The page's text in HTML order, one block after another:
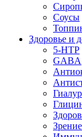
Соусы
Здоровье и
5-HTP
GABA
Зрение